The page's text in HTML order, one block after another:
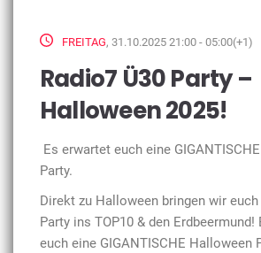
FREITAG, 31.10.2025 21:00 - 05:00(+1)
Radio7 Ü30 Party –
Halloween 2025!
Es erwartet euch eine
Party.
Direkt zu Halloween bringen wir
Party ins TOP10 & den
euch eine GIGANTISCHE Halloween